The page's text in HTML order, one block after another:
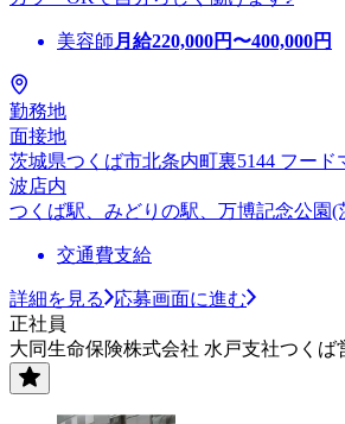
美容師 月給220,000円〜400,000円
勤務地
面接地
茨城県つくば市北条内町裏5144 フー
波店内
つくば駅、みどりの駅、万博記念公園(
交通費支給
詳細を見る
応募画面に進む
正社員
大同生命保険株式会社 水戸支社つくば